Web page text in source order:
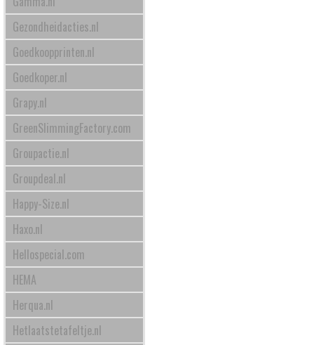
Gezondheidacties.nl
Goedkoopprinten.nl
Goedkoper.nl
Grapy.nl
GreenSlimmingFactory.com
Groupactie.nl
Groupdeal.nl
Happy-Size.nl
Haxo.nl
Hellospecial.com
HEMA
Herqua.nl
Hetlaatstetafeltje.nl